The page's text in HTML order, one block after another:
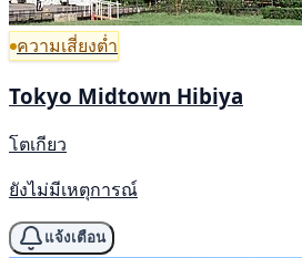
ความเสี่ยงต่ำ
Tokyo Midtown Hibiya
โตเกียว
ยังไม่มีเหตุการณ์
แจ้งเตือน